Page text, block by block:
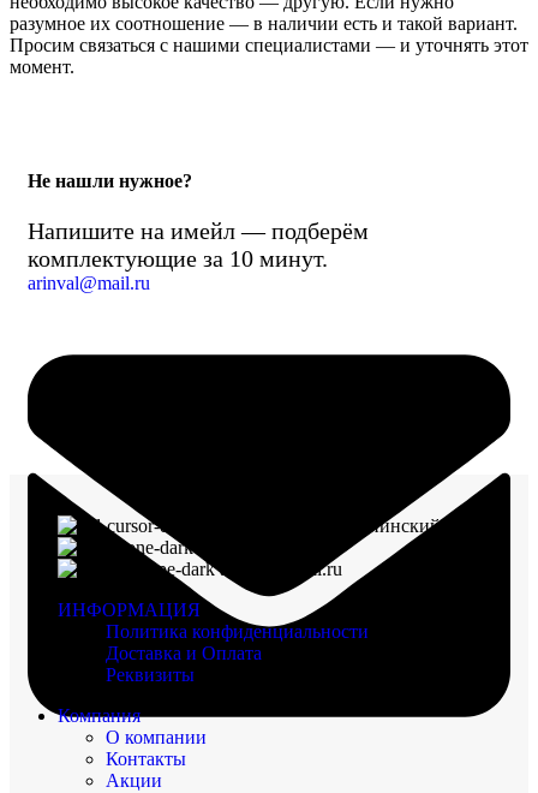
разумное их соотношение — в наличии есть и такой вариант.
Просим связаться с нашими специалистами — и уточнять этот
момент.
Не нашли нужное?
Напишите на имейл — подберём
комплектующие за 10 минут.
arinval@mail.ru
г. Воронеж, пр-кт Ленинский, д. 221
arinval@mail.ru
ИНФОРМАЦИЯ
Политика конфиденциальности
Доставка и Оплата
Реквизиты
Компания
О компании
Контакты
Акции